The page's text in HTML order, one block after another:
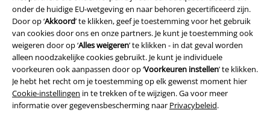
onder de huidige EU-wetgeving en naar behoren gecertificeerd zijn.
Door op ‘Akkoord’ te klikken, geef je toestemming voor het gebruik
van cookies door ons en onze partners. Je kunt je toestemming ook
weigeren door op ‘Alles weigeren’ te klikken - in dat geval worden
alleen noodzakelijke cookies gebruikt. Je kunt je individuele
voorkeuren ook aanpassen door op ‘Voorkeuren instellen’ te klikken.
Je hebt het recht om je toestemming op elk gewenst moment hier
Cookie-instellingen in te trekken of te wijzigen. Ga voor meer
informatie over gegevensbescherming naar Privacybeleid.
Verklaring van conformiteit
Informatie over toegankelijkheid
Cookie-instellingen
Annuleer bestelling